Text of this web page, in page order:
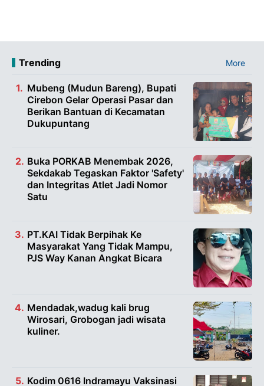
Trending More
Mubeng (Mudun Bareng), Bupati
Cirebon Gelar Operasi Pasar dan
Berikan Bantuan di Kecamatan
Dukupuntang
Buka PORKAB Menembak 2026,
Sekdakab Tegaskan Faktor 'Safety'
dan Integritas Atlet Jadi Nomor
Satu
PT.KAI Tidak Berpihak Ke
Masyarakat Yang Tidak Mampu,
PJS Way Kanan Angkat Bicara
Mendadak,wadug kali brug
Wirosari, Grobogan jadi wisata
kuliner.
Kodim 0616 Indramayu Vaksinasi